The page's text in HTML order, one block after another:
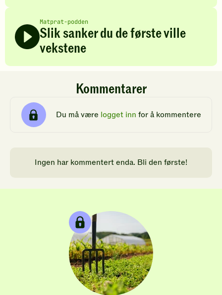
Matprat-podden
Slik sanker du de første ville
vekstene
Kommentarer
Du må være logget inn for å kommentere
Ingen har kommentert enda. Bli den første!